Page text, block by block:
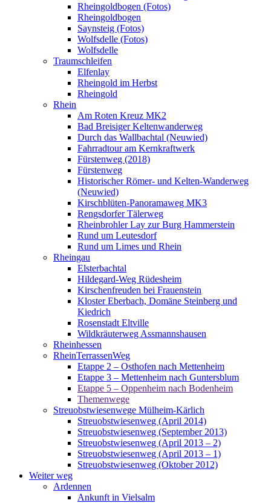
Rheingoldbogen (Fotos)
Rheingoldbogen
Saynsteig (Fotos)
Wolfsdelle (Fotos)
Wolfsdelle
Traumschleifen
Elfenlay
Rheingold im Herbst
Rheingold
Rhein
Am Roten Kreuz MK2
Bad Breisiger Keltenwanderweg
Durch das Wallbachtal (Neuwied)
Fahrradtour am Kernkraftwerk
Fürstenweg (2018)
Fürstenweg
Historischer Römer- und Kelten-Wanderweg
(Neuwied)
Kirschblüten-Panoramaweg MK3
Rengsdorfer Tälerweg
Rheinbrohler Lay zur Burg Hammerstein
Rund um Leutesdorf
Rund um Limes und Rhein
Rheingau
Elsterbachtal
Hildegard-Weg Rüdesheim
Kirschenfreuden bei Frauenstein
Kloster Eberbach, Domäne Steinberg und
Kiedrich
Rosenstadt Eltville
Wildkräuterweg Assmannshausen
Rheinhessen
RheinTerrassenWeg
Etappe 2 – Osthofen nach Mettenheim
Etappe 3 – Mettenheim nach Guntersblum
Etappe 5 – Oppenheim nach Bodenheim
Themenwege
Streuobstwiesenwege Mülheim-Kärlich
Streuobstwiesenweg (April 2014)
Streuobstwiesenweg (September 2013)
Streuobstwiesenweg (April 2013 – 2)
Streuobstwiesenweg (April 2013 – 1)
Streuobstwiesenweg (Oktober 2012)
Weiter weg
Ardennen
Ankunft in Vielsalm